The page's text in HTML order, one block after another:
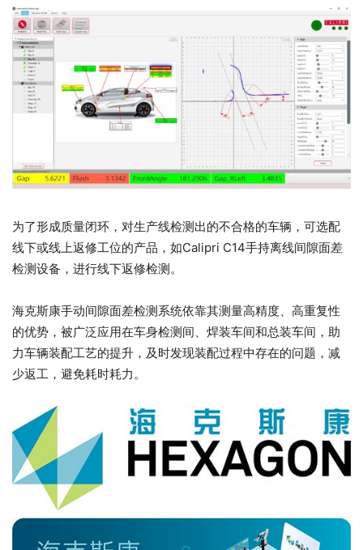
为了形成质量闭环，对生产线检测出的不合格的车辆，可选配
线下或线上返修工位的产品，如Calipri C14手持离线间隙面差
检测设备，进行线下返修检测。
海克斯康手动间隙面差检测系统依靠其测量高精度、高重复性
的优势，被广泛应用在车身检测间、焊装车间和总装车间，助
力车辆装配工艺的提升，及时发现装配过程中存在的问题，减
少返工，避免耗时耗力。